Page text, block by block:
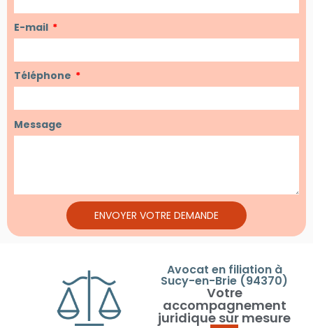
E-mail
Téléphone
Message
ENVOYER VOTRE DEMANDE
Avocat en filiation à
Sucy-en-Brie (94370)
Votre
accompagnement
juridique sur mesure